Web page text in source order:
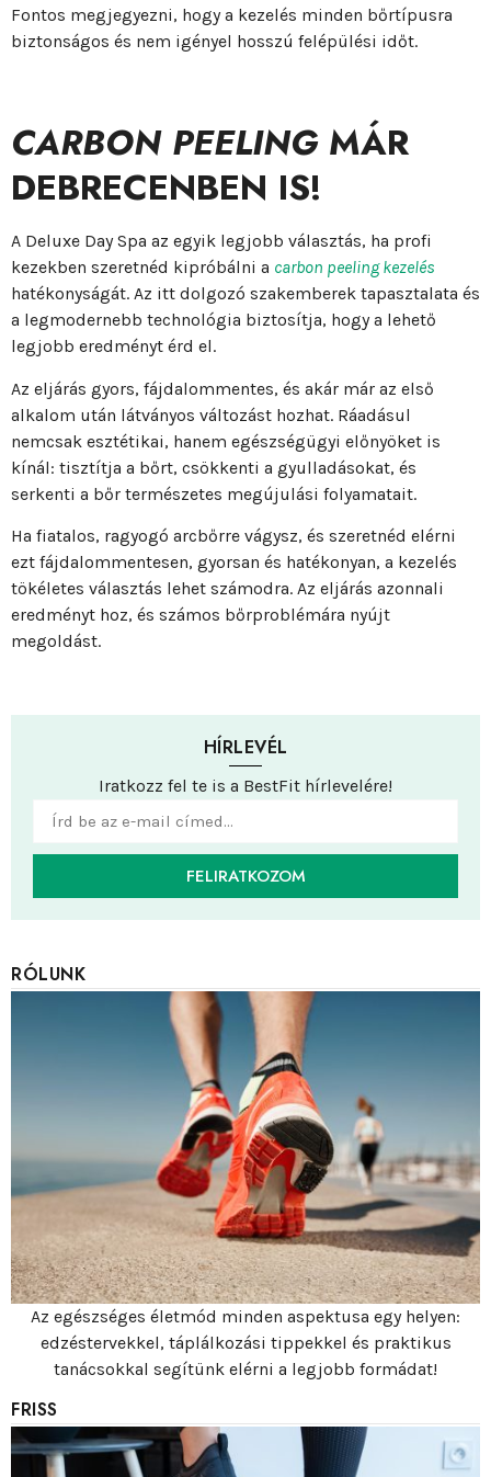
HÍRLEVÉL
Iratkozz fel te is a BestFit hírlevelére!
FELIRATKOZOM
Fontos megjegyezni, hogy a kezelés minden bőrtípusra
biztonságos és nem igényel hosszú felépülési időt.
CARBON PEELINGMÁR
DEBRECENBEN IS!
A Deluxe Day Spa az egyik legjobb választás, ha profi
kezekben szeretnéd kipróbálni a carbon peeling kezelés
hatékonyságát. Az itt dolgozó szakemberek tapasztalata és
a legmodernebb technológia biztosítja, hogy a lehető
legjobb eredményt érd el.
Az eljárás gyors, fájdalommentes, és akár már az első
alkalom után látványos változást hozhat. Ráadásul
nemcsak esztétikai, hanem egészségügyi előnyöket is
kínál: tisztítja a bőrt, csökkenti a gyulladásokat, és
serkenti a bőr természetes megújulási folyamatait.
Ha fiatalos, ragyogó arcbőrre vágysz, és szeretnéd elérni
ezt fájdalommentesen, gyorsan és hatékonyan, a kezelés
tökéletes választás lehet számodra. Az eljárás azonnali
eredményt hoz, és számos bőrproblémára nyújt
megoldást.
RÓLUNK
Az egészséges életmód minden aspektusa egy helyen:
edzéstervekkel, táplálkozási tippekkel és praktikus
tanácsokkal segítünk elérni a legjobb formádat!
FRISS